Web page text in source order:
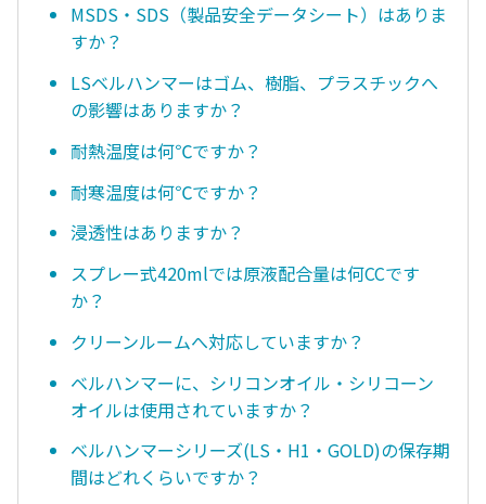
MSDS・SDS（製品安全データシート）はありま
すか？
LSベルハンマーはゴム、樹脂、プラスチックへ
の影響はありますか？
耐熱温度は何℃ですか？
耐寒温度は何℃ですか？
浸透性はありますか？
スプレー式420mlでは原液配合量は何CCです
か？
クリーンルームへ対応していますか？
ベルハンマーに、シリコンオイル・シリコーン
オイルは使用されていますか？
ベルハンマーシリーズ(LS・H1・GOLD)の保存期
間はどれくらいですか？